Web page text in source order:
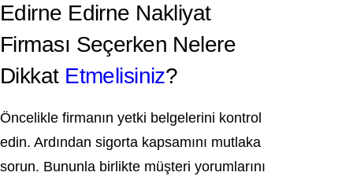
Edirne Edirne Nakliyat
Firması Seçerken Nelere
Dikkat Etmelisiniz?
Öncelikle firmanın yetki belgelerini kontrol
edin. Ardından sigorta kapsamını mutlaka
sorun. Bununla birlikte müşteri yorumlarını